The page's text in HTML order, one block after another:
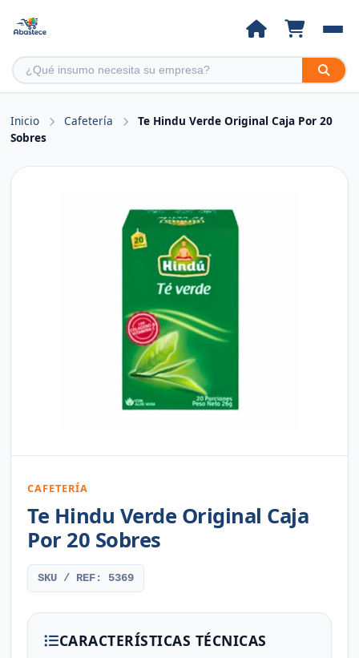
Inicio Cafetería
Te Hindu Verde Original Caja Por 20
Sobres
CAFETERÍA
Te Hindu Verde Original Caja
Por 20 Sobres
SKU / REF: 5369
CARACTERÍSTICAS TÉCNICAS